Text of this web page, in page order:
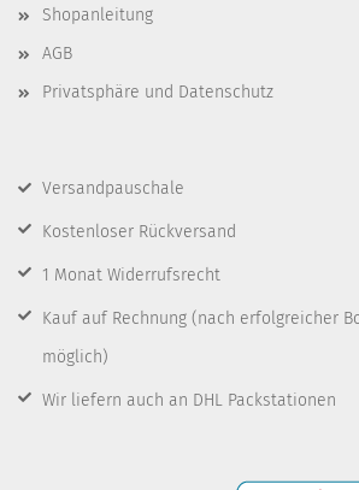
Shopanleitung
AGB
Privatsphäre und Datenschutz
Versandpauschale
Kostenloser Rückversand
1 Monat Widerrufsrecht
Kauf auf Rechnung (nach erfolgreicher
möglich)
Wir liefern auch an DHL Packstationen